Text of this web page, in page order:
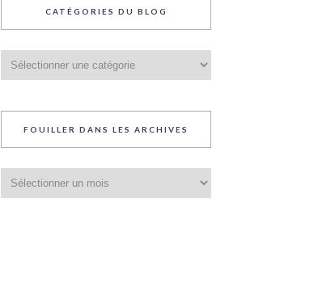
CATÉGORIES DU BLOG
du
blog
FOUILLER DANS LES ARCHIVES
dans
les